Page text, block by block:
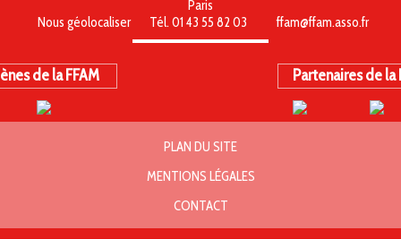
Paris
Nous géolocaliser
Tél. 01 43 55 82 03 ffam@ffam.asso.fr
de la FFAM Partenaires de la
PLAN DU SITE
MENTIONS LÉGALES
CONTACT